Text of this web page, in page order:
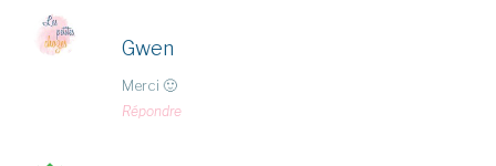
Gwen
Merci 🙂
Répondre